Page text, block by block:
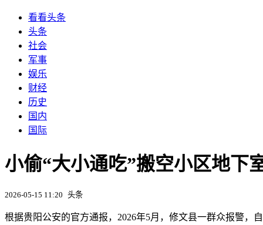
看看头条
头条
社会
军事
娱乐
财经
历史
国内
国际
小偷“大小通吃”搬空小区地下
2026-05-15 11:20 头条
根据贵阳公安的官方通报，2026年5月，修文县一群众报警，